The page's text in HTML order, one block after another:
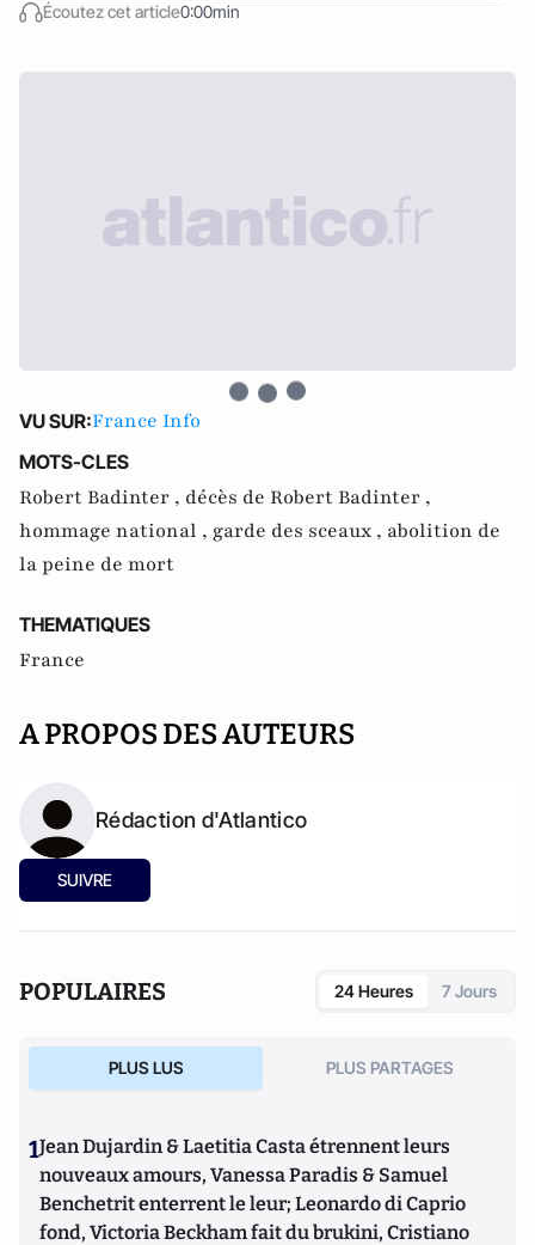
Écoutez cet article0:00min
VU SUR:France Info
MOTS-CLES
Robert Badinter , décès de Robert Badinter ,
hommage national , garde des sceaux , abolition de
la peine de mort
THEMATIQUES
France
A PROPOS DES AUTEURS
Rédaction d'Atlantico
SUIVRE
POPULAIRES 24 Heures 7 Jours
PLUS LUS PLUS PARTAGES
1Jean Dujardin & Laetitia Casta étrennent leurs
nouveaux amours, Vanessa Paradis & Samuel
Benchetrit enterrent le leur; Leonardo di Caprio
fond, Victoria Beckham fait du brukini, Cristiano